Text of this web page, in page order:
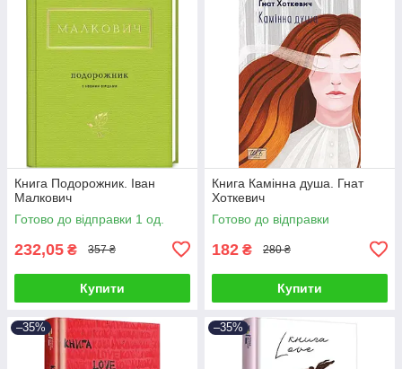
Книга Подорожник. Іван
Малкович
Готово до відправки 1 од.
232,05 ₴ 357 ₴
Купити
Книга Камінна душа. Гнат
Хоткевич
Готово до відправки
182 ₴ 280 ₴
Купити
–35% –35%